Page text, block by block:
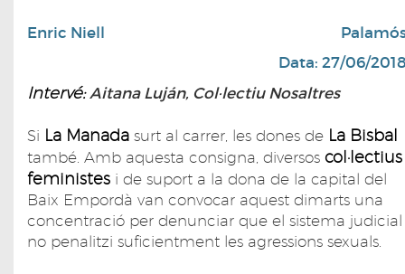
Enric Niell
Data: 27/06/
Intervé:Aitana Luján, Col·lectiu Nosaltres
Si La Manada surt al carrer, les dones de La Bisbal
també. Amb aquesta consigna, diversos col·lectius
feministes i de suport a la dona de la capital del
Baix Empordà van convocar aquest dimarts una
concentració per denunciar que el sistema judicial
no penalitzi suficientment les agressions sexuals.